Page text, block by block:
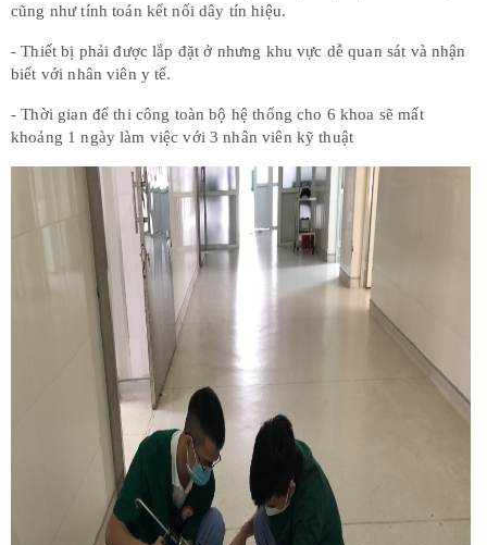
cũng như tính toán kết nối dây tín hiệu.
- Thiết bị phải được lắp đặt ở nhưng khu vực dễ quan sát và nhận
biết với nhân viên y tế.
- Thời gian để thi công toàn bộ hệ thống cho 6 khoa sẽ mất
khoảng 1 ngày làm việc với 3 nhân viên kỹ thuật